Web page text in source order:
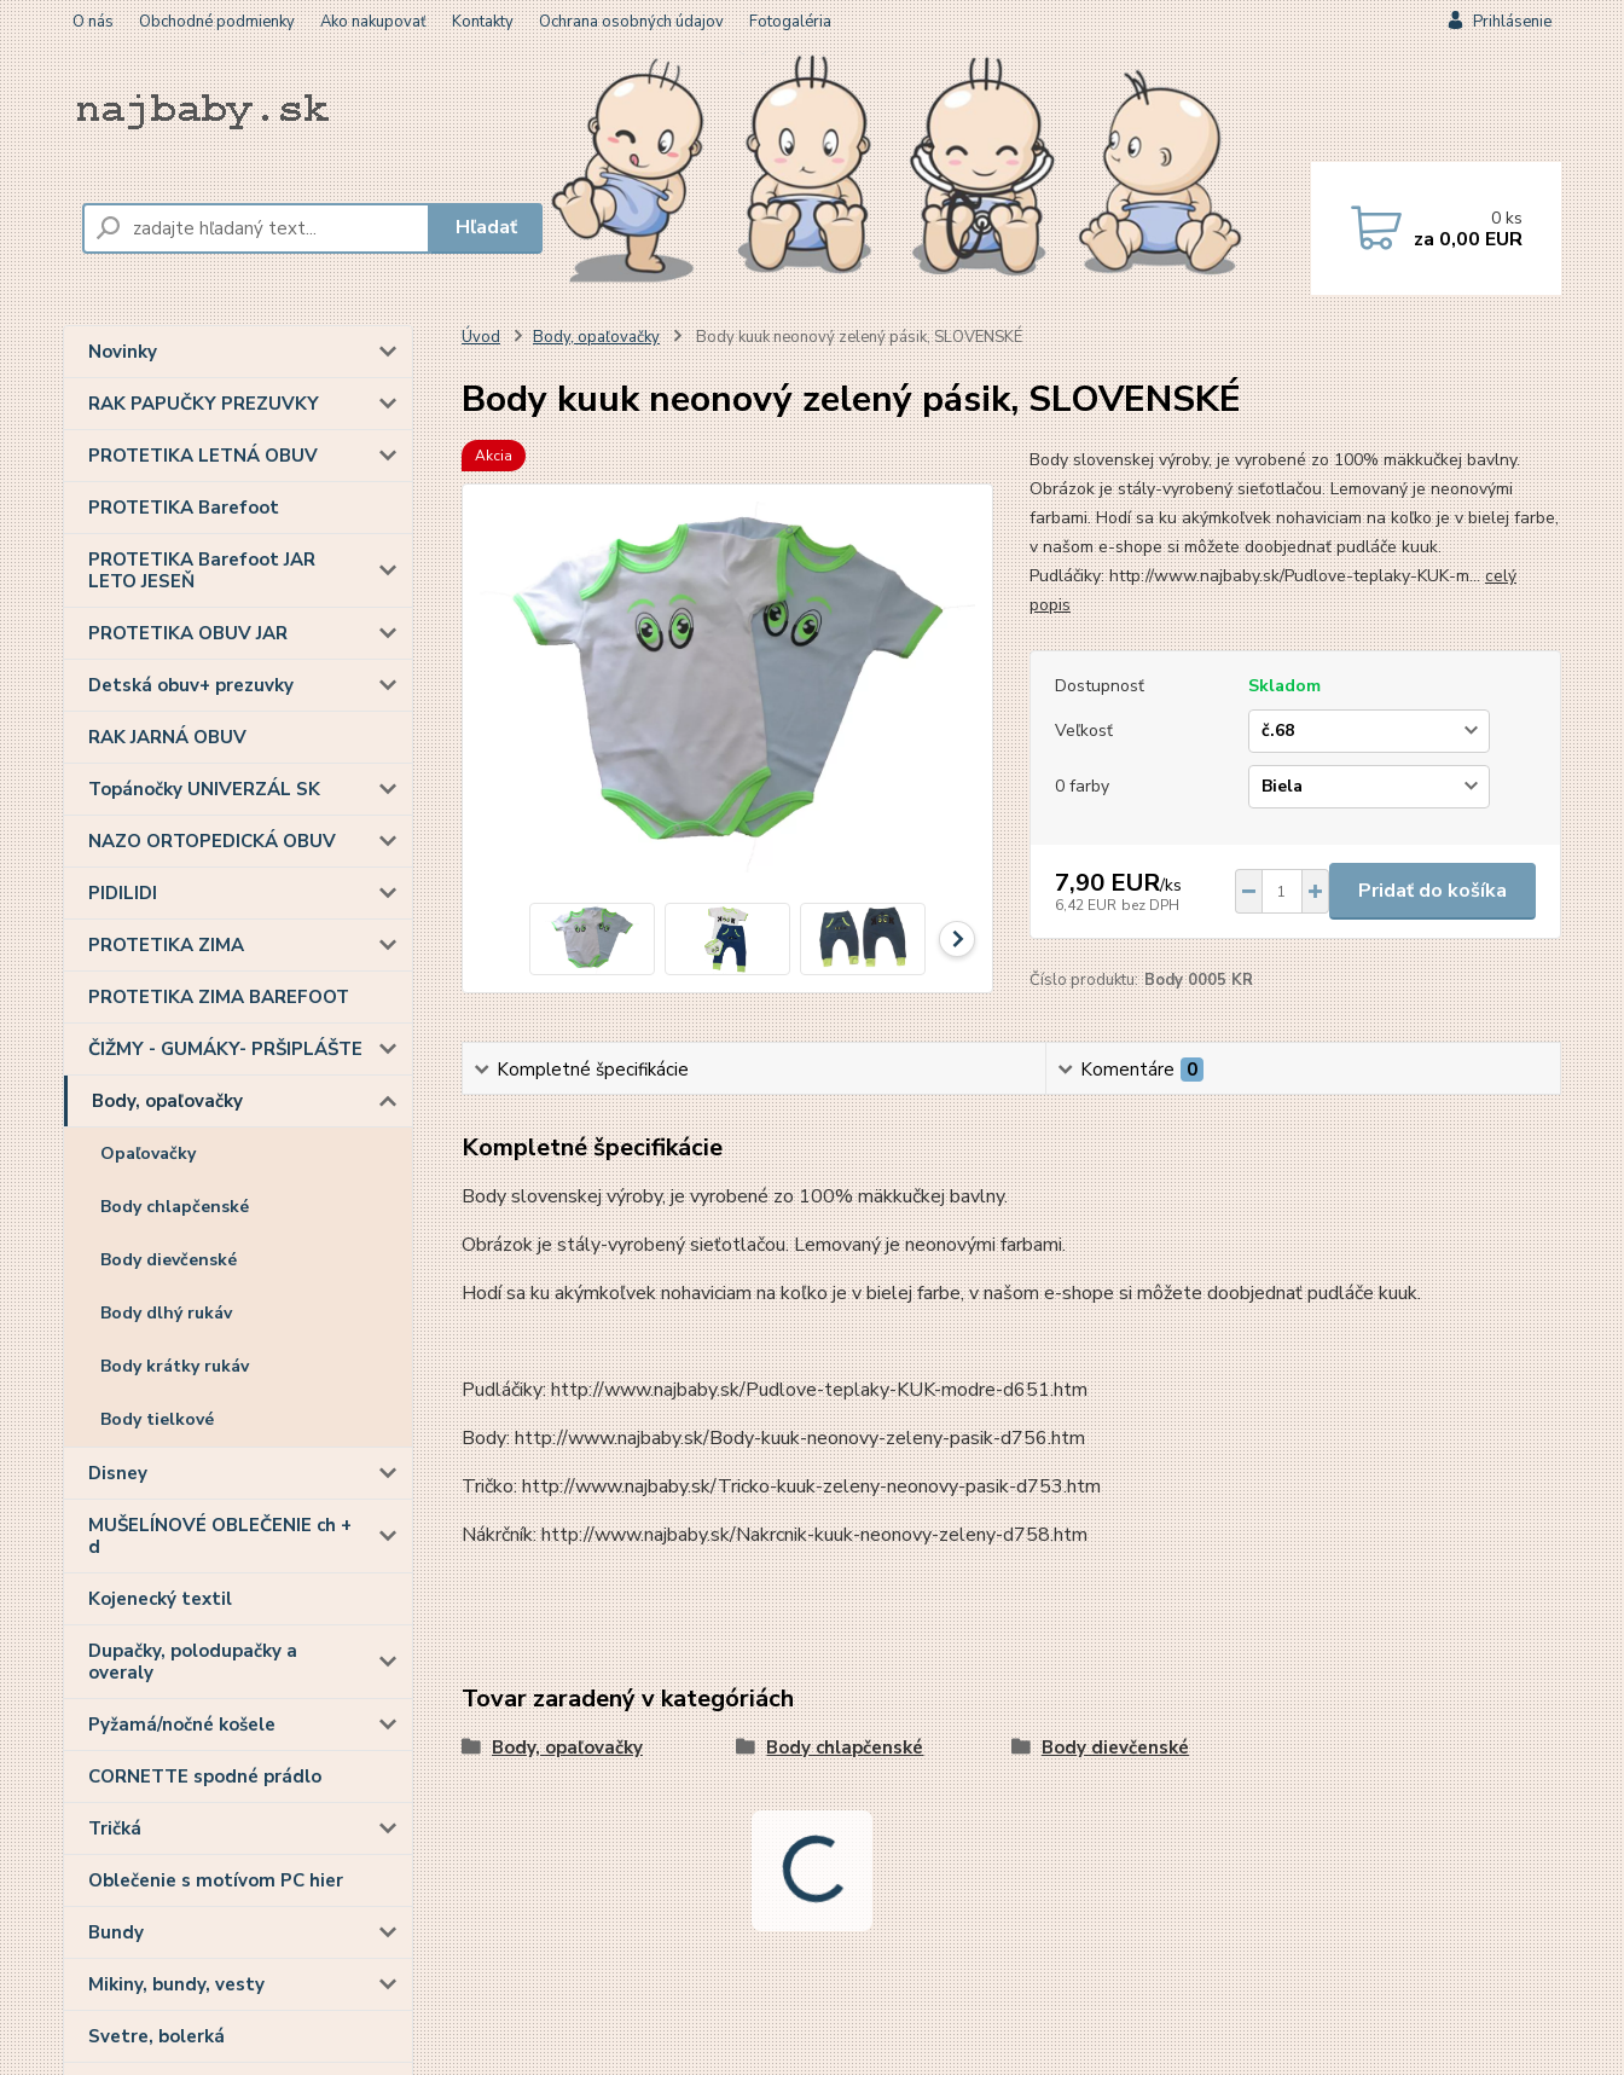
O nás Obchodné podmienky Ako nakupovať Kontakty Ochrana osobných údajov Fotogaléria Prihlásenie
Hľadať 0 ks
za 0,00 EUR
Novinky
RAK PAPUČKY PREZUVKY
PROTETIKA LETNÁ OBUV
PROTETIKA Barefoot
PROTETIKA Barefoot JAR
LETO JESEŇ
PROTETIKA OBUV JAR
Detská obuv+ prezuvky
RAK JARNÁ OBUV
Topánočky UNIVERZÁL SK
NAZO ORTOPEDICKÁ OBUV
PIDILIDI
PROTETIKA ZIMA
PROTETIKA ZIMA BAREFOOT
ČIŽMY - GUMÁKY- PRŠIPLÁŠTE
Body, opaľovačky
Opaľovačky
Body chlapčenské
Body dievčenské
Body dlhý rukáv
Body krátky rukáv
Body tielkové
Disney
MUŠELÍNOVÉ OBLEČENIE ch +
d
Kojenecký textil
Dupačky, polodupačky a
overaly
Pyžamá/nočné košele
CORNETTE spodné prádlo
Tričká
Oblečenie s motívom PC hier
Bundy
Mikiny, bundy, vesty
Svetre, bolerká
Úvod Body, opaľovačky Body kuuk neonový zelený pásik, SLOVENSKÉ
Body kuuk neonový zelený pásik, SLOVENSKÉ
Akcia
Body slovenskej výroby, je vyrobené zo 100% mäkkučkej bavlny.
Obrázok je stály-vyrobený sieťotlačou. Lemovaný je neonovými
farbami. Hodí sa ku akýmkoľvek nohaviciam na koľko je v bielej farbe,
v našom e-shope si môžete doobjednať pudláče kuuk.
Pudláčiky: http://www.najbaby.sk/Pudlove-teplaky-KUK-m...celý
popis
Dostupnosť
Skladom
Veľkosť
0 farby
7,90 EUR/ks
6,42 EUR bez DPH
Pridať do košíka
Číslo produktu: Body 0005 KR
Kompletné špecifikácie Komentáre 0
Kompletné špecifikácie
Body slovenskej výroby, je vyrobené zo 100% mäkkučkej bavlny.
Obrázok je stály-vyrobený sieťotlačou. Lemovaný je neonovými farbami.
Hodí sa ku akýmkoľvek nohaviciam na koľko je v bielej farbe, v našom e-shope si môžete doobjednať pudláče kuuk.
Pudláčiky: http://www.najbaby.sk/Pudlove-teplaky-KUK-modre-d651.htm
Body: http://www.najbaby.sk/Body-kuuk-neonovy-zeleny-pasik-d756.htm
Tričko: http://www.najbaby.sk/Tricko-kuuk-zeleny-neonovy-pasik-d753.htm
Nákrčník: http://www.najbaby.sk/Nakrcnik-kuuk-neonovy-zeleny-d758.htm
Tovar zaradený v kategóriách
Body, opaľovačky Body chlapčenské Body dievčenské